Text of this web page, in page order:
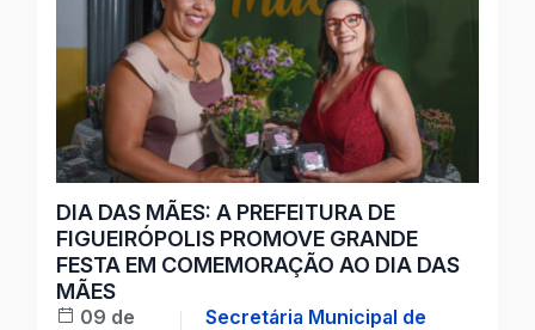
DIA DAS MÃES: A PREFEITURA DE
FIGUEIRÓPOLIS PROMOVE GRANDE
FESTA EM COMEMORAÇÃO AO DIA DAS
MÃES
09 de
Secretária Municipal de